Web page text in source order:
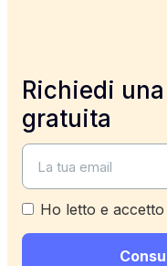
Richiedi
gratuita
Ho letto e accetto